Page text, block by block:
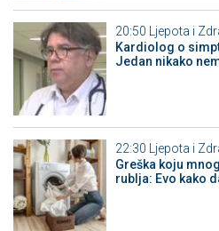
20:50
Ljepota i
Kardiolog o
Jedan nikako
22:30 Ljepota i
Greška koju
rublja: Evo kako